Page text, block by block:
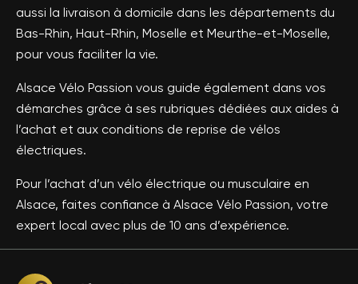
aussi la livraison à domicile dans les départements du
Bas-Rhin, Haut-Rhin, Moselle et Meurthe-et-Moselle,
pour vous faciliter la vie.
Alsace Vélo Passion vous guide également dans vos
démarches grâce à ses rubriques dédiées aux aides à
l’achat et aux conditions de reprise de vélos
électriques.
Pour l’achat d’un vélo électrique ou musculaire en
Alsace, faites confiance à Alsace Vélo Passion, votre
expert local avec plus de 10 ans d’expérience.